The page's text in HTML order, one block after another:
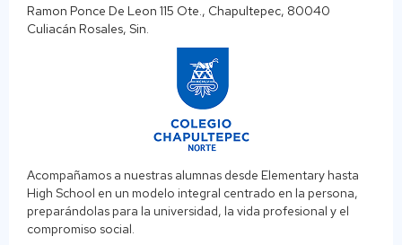
Acompañamos a nuestras alumnas desde Elementary hasta
High School en un modelo integral centrado en la persona,
preparándolas para la universidad, la vida profesional y el
compromiso social.
Ramon Ponce De Leon 115 Ote., Chapultepec, 80040
Culiacán Rosales, Sin.